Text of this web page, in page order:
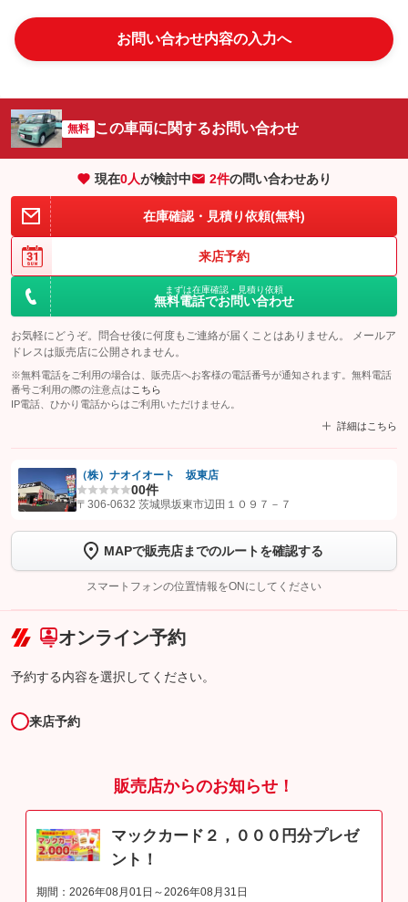
お問い合わせ内容の入力へ
無料 この車両に関するお問い合わせ
現在0人が検討中 2件の問い合わせあり
在庫確認・見積り依頼(無料)
来店予約
まずは在庫確認・見積り依頼
無料電話でお問い合わせ
お気軽にどうぞ。問合せ後に何度もご連絡が届くことはありません。 メールア
ドレスは販売店に公開されません。
※無料電話をご利用の場合は、販売店へお客様の電話番号が通知されます。無料電話
番号ご利用の際の注意点は こちら
IP電話、ひかり電話からはご利用いただけません。
詳細はこちら
【STEP1】認証画面でグーネットを友だち追加してから「許可する」ボタンを押
トーク画面で
ボタンをタップして問い合わせを
完了してください。
こちら
（株）ナオイオート 坂東店
00件
〒306-0632 茨城県坂東市辺田１０９７－７
MAPで販売店までのルートを確認する
スマートフォンの位置情報をONにしてください
オンライン予約
予約する内容を選択してください。
来店予約
販売店からのお知らせ！
マックカード２，０００円分プレゼ
ント！
期間：2026年08月01日～2026年08月31日